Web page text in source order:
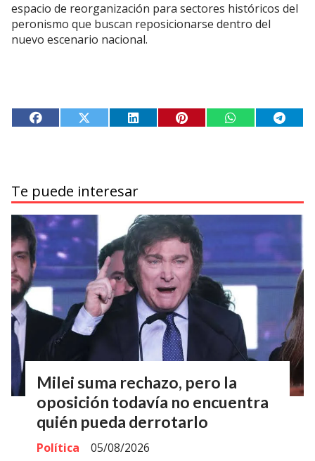
espacio de reorganización para sectores históricos del
peronismo que buscan reposicionarse dentro del
nuevo escenario nacional.
Te puede interesar
Milei suma rechazo, pero la
oposición todavía no encuentra
quién pueda derrotarlo
Política
05/08/2026